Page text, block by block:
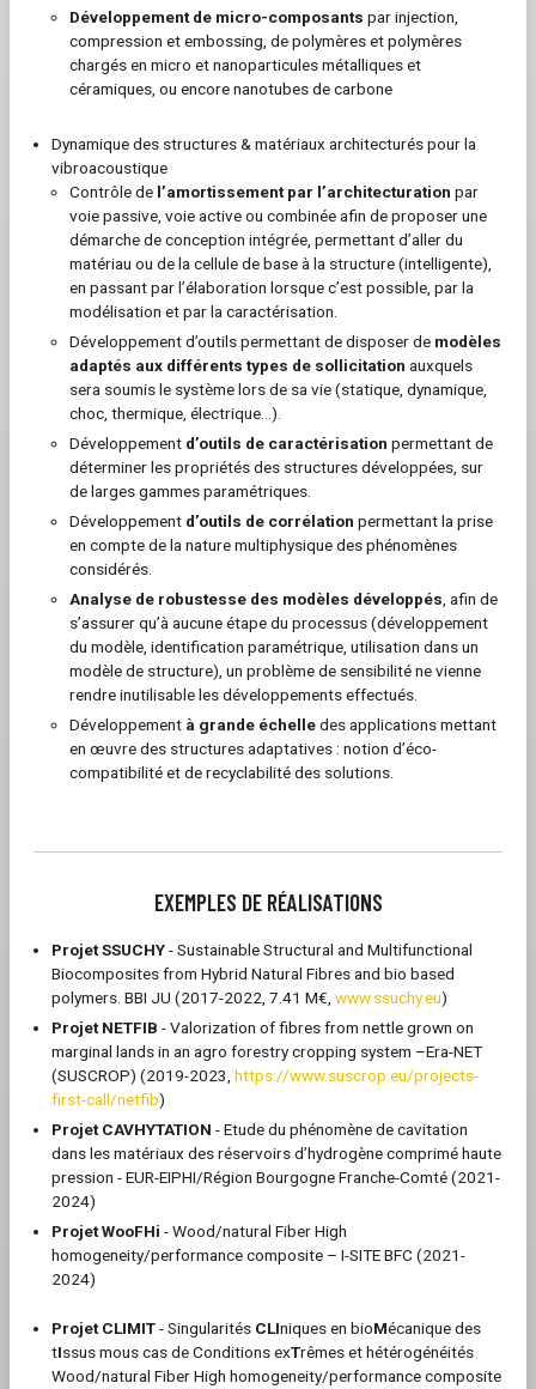
Développement de micro-composants par injection,
compression et embossing, de polymères et polymères
chargés en micro et nanoparticules métalliques et
céramiques, ou encore nanotubes de carbone
Dynamique des structures & matériaux architecturés pour la
vibroacoustique
Contrôle de l’amortissement par l’architecturation par
voie passive, voie active ou combinée afin de proposer une
démarche de conception intégrée, permettant d’aller du
matériau ou de la cellule de base à la structure (intelligente),
en passant par l’élaboration lorsque c’est possible, par la
modélisation et par la caractérisation.
Développement d’outils permettant de disposer de modèles
adaptés aux différents types de sollicitation auxquels
sera soumis le système lors de sa vie (statique, dynamique,
choc, thermique, électrique…).
Développement d’outils de caractérisation permettant de
déterminer les propriétés des structures développées, sur
de larges gammes paramétriques.
Développement d’outils de corrélation permettant la prise
en compte de la nature multiphysique des phénomènes
considérés.
Analyse de robustesse des modèles développés , afin de
s’assurer qu’à aucune étape du processus (développement
du modèle, identification paramétrique, utilisation dans un
modèle de structure), un problème de sensibilité ne vienne
rendre inutilisable les développements effectués.
Développement à grande échelledes applications mettant
en œuvre des structures adaptatives : notion d’éco-
compatibilité et de recyclabilité des solutions.
EXEMPLES DE RÉALISATIONS
Projet SSUCHY- Sustainable Structural and Multifunctional
Biocomposites from Hybrid Natural Fibres and bio based
polymers. BBI JU (2017-2022, 7.41 M€, www.ssuchy.eu)
Projet NETFIB - Valorization of fibres from nettle grown on
marginal lands in an agro forestry cropping system –Era-NET
(SUSCROP) (2019-2023, https://www.suscrop.eu/projects-
first-call/netfib)
Projet CAVHYTATION - Etude du phénomène de cavitation
dans les matériaux des réservoirs d’hydrogène comprimé haute
pression - EUR-EIPHI/Région Bourgogne Franche-Comté (2021-
2024)
Projet WooFHi - Wood/natural Fiber High
homogeneity/performance composite – I-SITE BFC (2021-
2024)
Projet CLIMIT- Singularités CLIniques en bioMécanique des
tIssus mous cas de Conditions exTrêmes et hétérogénéités
Wood/natural Fiber High homogeneity/performance composite